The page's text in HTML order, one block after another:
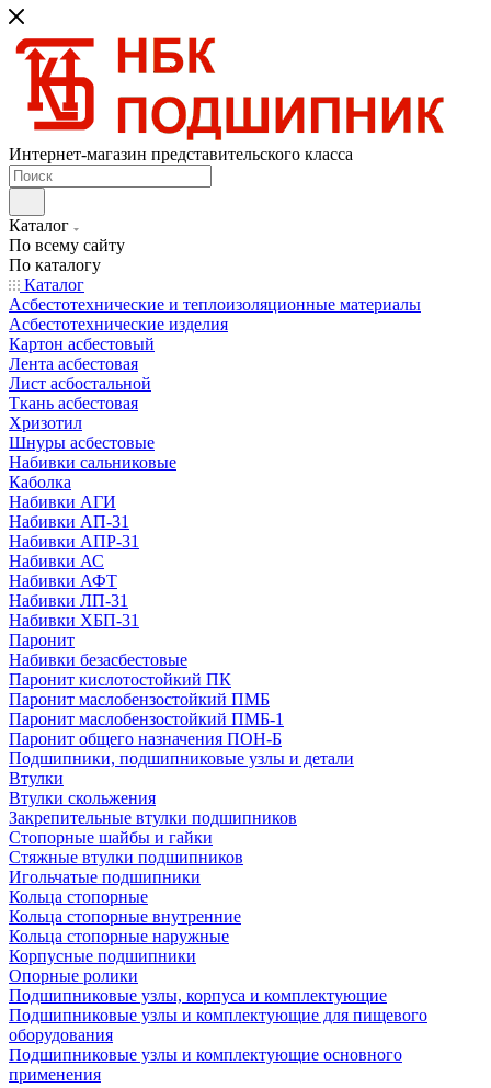
Интернет-магазин представительского класса
Каталог
По всему сайту
По каталогу
Каталог
Асбестотехнические и теплоизоляционные материалы
Асбестотехнические изделия
Картон асбестовый
Лента асбестовая
Лист асбостальной
Ткань асбестовая
Хризотил
Шнуры асбестовые
Набивки сальниковые
Каболка
Набивки АГИ
Набивки АП-31
Набивки АПР-31
Набивки АС
Набивки АФТ
Набивки ЛП-31
Набивки ХБП-31
Паронит
Набивки безасбестовые
Паронит кислотостойкий ПК
Паронит маслобензостойкий ПМБ
Паронит маслобензостойкий ПМБ-1
Паронит общего назначения ПОН-Б
Подшипники, подшипниковые узлы и детали
Втулки
Втулки скольжения
Закрепительные втулки подшипников
Стопорные шайбы и гайки
Стяжные втулки подшипников
Игольчатые подшипники
Кольца стопорные
Кольца стопорные внутренние
Кольца стопорные наружные
Корпусные подшипники
Опорные ролики
Подшипниковые узлы, корпуса и комплектующие
Подшипниковые узлы и комплектующие для пищевого
оборудования
Подшипниковые узлы и комплектующие основного
применения